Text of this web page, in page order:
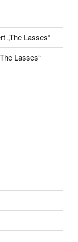
„The Lasses“
Lasses“